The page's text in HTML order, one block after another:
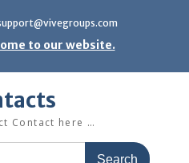
to our website.
Contact here …